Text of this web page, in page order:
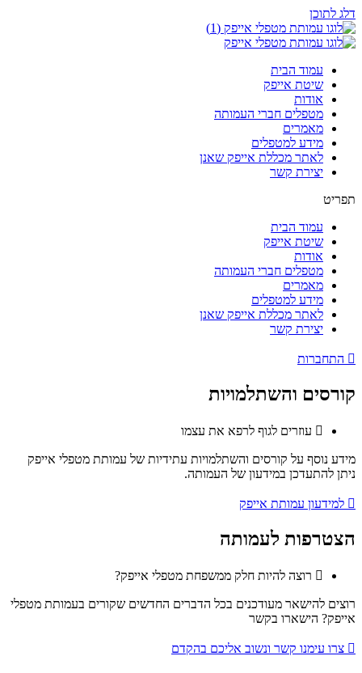
דלג לתוכן
עמוד הבית
שיטת אייפק
אודות
מטפלים חברי העמותה
מאמרים
מידע למטפלים
לאתר מכללת אייפק שאנן
יצירת קשר
תפריט
עמוד הבית
שיטת אייפק
אודות
מטפלים חברי העמותה
מאמרים
מידע למטפלים
לאתר מכללת אייפק שאנן
יצירת קשר
התחברות
קורסים והשתלמויות
עוזרים לגוף לרפא את עצמו
מידע נוסף על קורסים והשתלמויות עתידיות של עמותת מטפלי אייפק
ניתן להתעדכן במידעון של העמותה.
למידעון עמותת אייפק
הצטרפות לעמותה
רוצה להיות חלק ממשפחת מטפלי אייפק?
רוצים להישאר מעודכנים בכל הדברים החדשים שקורים בעמותת מטפלי
אייפק? הישארו בקשר
צרו עימנו קשר ונשוב אליכם בהקדם